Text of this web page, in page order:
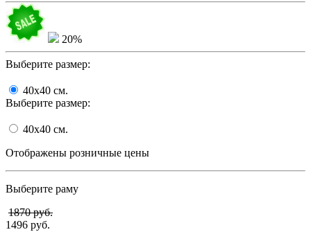
20%
Выберите размер:
40x40 cм.
Выберите размер:
40x40 cм.
Отображены розничные цены
Выберите раму
1870 руб.
1496 руб.